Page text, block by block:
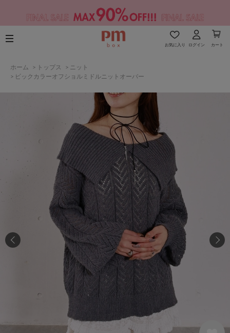
お気に入り ログイン カート
ホーム > トップス > ニット
> ビックカラーオフショルミドルニットオーバー